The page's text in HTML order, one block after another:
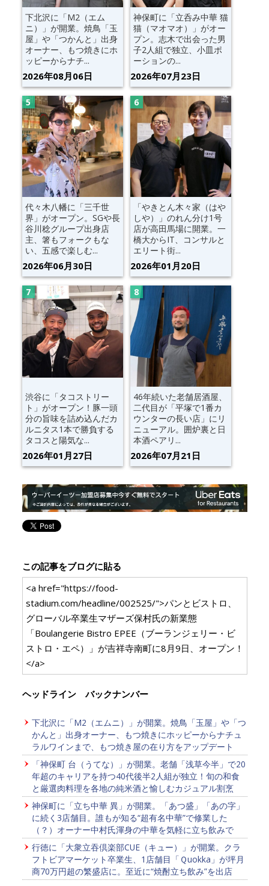
下北沢に「M2（エム
ニ）」が開業。焼鳥「玉
屋」や「つかんと」出身
オーナー、もつ焼きにホ
ッピーからナチ...
2026年08月06日
神保町に「立呑み中華 猫
猫（マオマオ）」がオー
プン。志木で出会った男
子2人組で独立、小皿ポ
ーションの...
2026年07月23日
代々木八幡に「三千世
界」がオープン。SGや長
谷川稔グループ出身店
主、箸もフォークもな
い、五感で楽しむ...
2026年06月30日
「やきとん木々家（はや
しや）」のれん分け1号
店が高田馬場に開業。一
橋大からIT、コンサルと
エリート街...
2026年01月20日
渋谷に「タコストリー
ト」がオープン！豚一頭
分の旨味を詰め込んだカ
ルニタス1本で勝負する
タコスと陽気な...
2026年01月27日
46年続いた老舗居酒屋、
二代目が「平塚で1番カ
ウンターの長い店」にリ
ニューアル。囲炉裏と日
本酒ペアリ...
2026年07月21日
この記事をブログに貼る
<a href="https://food-
stadium.com/headline/002525/">パンとビストロ、
グローバル卒業生マザーズ保村氏の新業態
「Boulangerie Bistro EPEE（ブーランジェリー・ビ
ストロ・エペ）」が吉祥寺南町に8月9日、オープン！
</a>
ヘッドライン バックナンバー
下北沢に「M2（エムニ）」が開業。焼鳥「玉屋」や「つ
かんと」出身オーナー、もつ焼きにホッピーからナチュ
ラルワインまで、もつ焼き屋の在り方をアップデート
「神保町 台（うてな）」が開業。老舗「浅草今半」で20
年超のキャリアを持つ40代後半2人組が独立！旬の和食
と厳選肉料理を各地の純米酒と愉しむカジュアル割烹
神保町に「立ち中華 異」が開業。「あつ盛」「あの字」
に続く3店舗目。誰もが知る“超有名中華”で修業した
（？）オーナー中村氏渾身の中華を気軽に立ち飲みで
行徳に「大衆立吞倶楽部CUE（キュー）」が開業。クラ
フトビアマーケット卒業生、1店舗目「Ｑuokka」が坪月
商70万円超の繁盛店に。至近に“焼酎立ち飲み”を出店